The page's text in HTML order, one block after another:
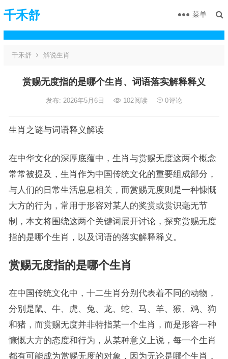
千禾舒 菜单
千禾舒 解说生肖
赏赐无度指的是哪个生肖、词语落实解释释义
发布: 2026年5月6日 102阅读 0评论
生肖之谜与词语释义解读
在中华文化的深厚底蕴中，生肖与赏赐无度这两个概念
常常被提及，生肖作为中国传统文化的重要组成部分，
与人们的日常生活息息相关，而赏赐无度则是一种慷慨
大方的行为，常用于形容对某人的奖赏或赏识毫无节
制，本文将围绕这两个关键词展开讨论，探究赏赐无度
指的是哪个生肖，以及词语的落实解释释义。
赏赐无度指的是哪个生肖
在中国传统文化中，十二生肖分别代表着不同的动物，
分别是鼠、牛、虎、兔、龙、蛇、马、羊、猴、鸡、狗
和猪，而赏赐无度并非特指某一个生肖，而是形容一种
慷慨大方的态度和行为，从某种意义上说，每一个生肖
都有可能成为赏赐无度的对象，因为无论是哪个生肖，